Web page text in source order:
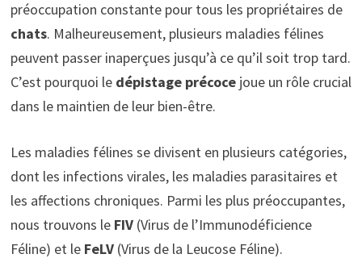
préoccupation constante pour tous les propriétaires de
chats. Malheureusement, plusieurs maladies félines
peuvent passer inaperçues jusqu’à ce qu’il soit trop tard.
C’est pourquoi le dépistage précocejoue un rôle crucial
dans le maintien de leur bien-être.
Les maladies félines se divisent en plusieurs catégories,
dont les infections virales, les maladies parasitaires et
les affections chroniques. Parmi les plus préoccupantes,
nous trouvons le FIV(Virus de l’Immunodéficience
Féline) et le FeLV(Virus de la Leucose Féline).